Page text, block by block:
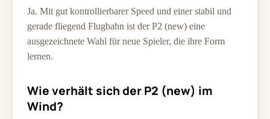
Ja. Mit gut kontrollierbarer Speed und einer stabil und
gerade fliegend Flugbahn ist der P2 (new) eine
ausgezeichnete Wahl für neue Spieler, die ihre Form
lernen.
Wie verhält sich der P2 (new) im
Wind?